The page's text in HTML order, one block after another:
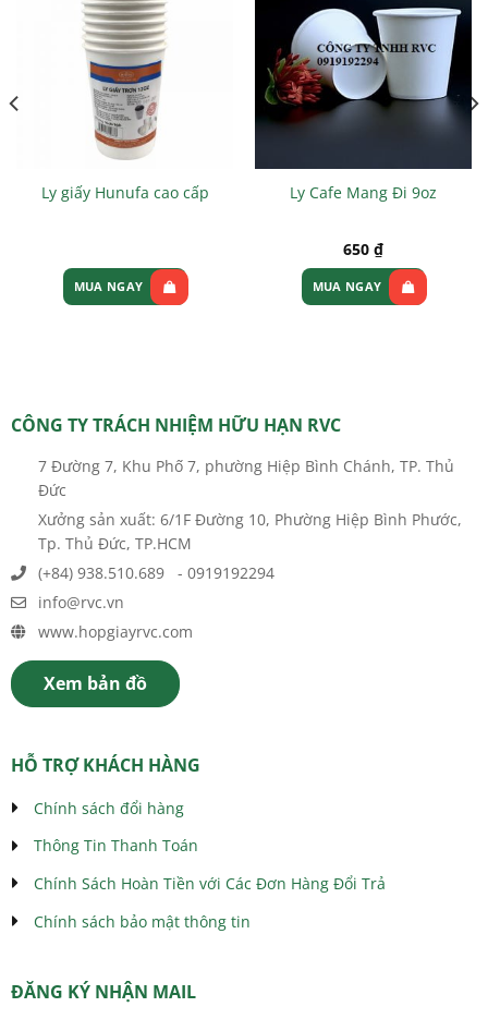
Ly giấy Hunufa cao cấp
MUA NGAY
Ly Cafe Mang Đi 9oz
650 ₫
MUA NGAY
CÔNG TY TRÁCH NHIỆM HỮU HẠN RVC
7 Đường 7, Khu Phố 7, phường Hiệp Bình Chánh, TP. Thủ
Đức
Xưởng sản xuất: 6/1F Đường 10, Phường Hiệp Bình Phước,
Tp. Thủ Đức, TP.HCM
(+84) 938.510.689 - 0919192294
info@rvc.vn
www.hopgiayrvc.com
Xem bản đồ
HỖ TRỢ KHÁCH HÀNG
Chính sách đổi hàng
Thông Tin Thanh Toán
Chính Sách Hoàn Tiền với Các Đơn Hàng Đổi Trả
Chính sách bảo mật thông tin
ĐĂNG KÝ NHẬN MAIL